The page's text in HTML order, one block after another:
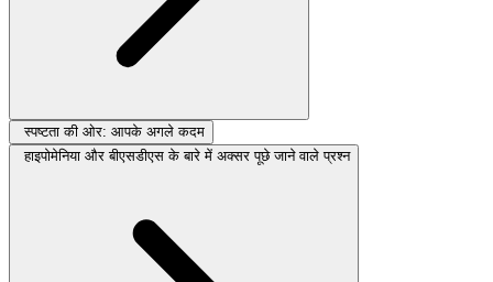
स्पष्टता की ओर: आपके अगले कदम
हाइपोमेनिया और बीएसडीएस के बारे में अक्सर पूछे जाने वाले प्रश्न